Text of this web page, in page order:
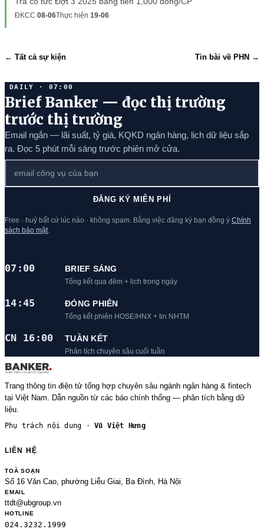
ĐKCC 08-06Thực hiện 19-06
← Tất cả sự kiện Tin bài về PHN →
DAILY · 07:00
Brief Banker — đọc thị trường
trước thị trường
Email ngắn — lãi suất, tỷ giá, KQKD ngân hàng, lịch dữ liệu sắp
ra. Đọc 5 phút mỗi sáng trước phiên mở cửa.
ĐĂNG KÝ MIỄN PHÍ
Free · huỷ bất cứ lúc nào · không spam. Bằng việc đăng ký bạn đồng ý Chính
sách bảo mật
07:00 BRIEF SÁNG
Tổng kết qua đêm + lịch trong ngày
14:45 ĐÓNG PHIÊN
Tổng kết phiên HOSE/HNX + tin NHTM
CN 16:00 TUẦN KẾT
Phân tích chuyên sâu cuối tuần
Trang thông tin điện tử tổng hợp chuyên sâu ngành ngân hàng & fintech
tại Việt Nam. Dẫn nguồn từ các báo chính thống — phân tích bằng dữ
liệu.
Phụ trách nội dung ·Vũ Việt Hưng
LIÊN HỆ
TOÀ SOẠN
Số 16 Văn Cao, phường Liễu Giai, Ba Đình, Hà Nội
EMAIL
ttdt@ubgroup.vn
HOTLINE
024.3232.1999